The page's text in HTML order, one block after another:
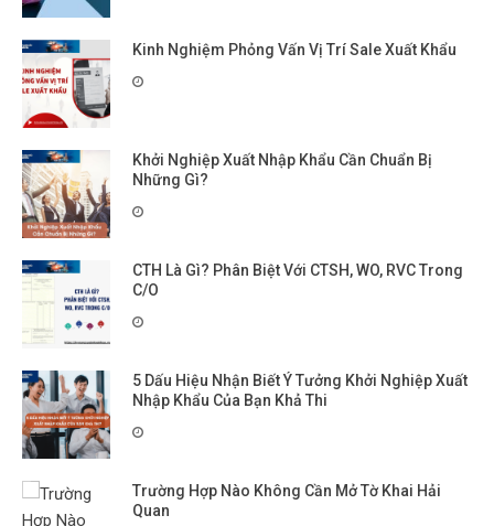
Kinh Nghiệm Phỏng Vấn Vị Trí Sale Xuất Khẩu
Khởi Nghiệp Xuất Nhập Khẩu Cần Chuẩn Bị
Những Gì?
CTH Là Gì? Phân Biệt Với CTSH, WO, RVC Trong
C/O
5 Dấu Hiệu Nhận Biết Ý Tưởng Khởi Nghiệp Xuất
Nhập Khẩu Của Bạn Khả Thi
Trường Hợp Nào Không Cần Mở Tờ Khai Hải
Quan